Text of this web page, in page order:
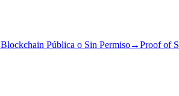
Blockchain Pública o Sin Permiso→Proof of